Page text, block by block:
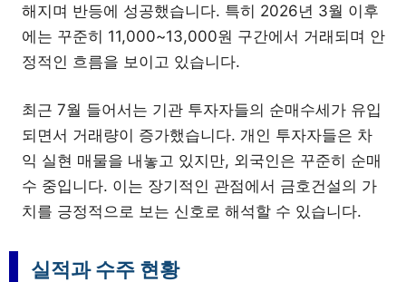
해지며 반등에 성공했습니다. 특히 2026년 3월 이후
에는 꾸준히 11,000~13,000원 구간에서 거래되며 안
정적인 흐름을 보이고 있습니다.
최근 7월 들어서는 기관 투자자들의 순매수세가 유입
되면서 거래량이 증가했습니다. 개인 투자자들은 차
익 실현 매물을 내놓고 있지만, 외국인은 꾸준히 순매
수 중입니다. 이는 장기적인 관점에서 금호건설의 가
치를 긍정적으로 보는 신호로 해석할 수 있습니다.
실적과 수주 현황